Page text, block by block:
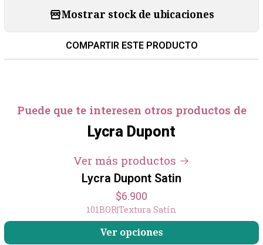
Mostrar stock de ubicaciones
COMPARTIR ESTE PRODUCTO
Puede que te interesen otros productos de
Lycra Dupont
Ver más productos
+4
Lycra Dupont Satin
$6.900
101BOR|Textura Satín
Ver opciones